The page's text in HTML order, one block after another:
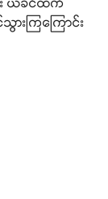
း ယခင်ထက်
ကြကြောင်း